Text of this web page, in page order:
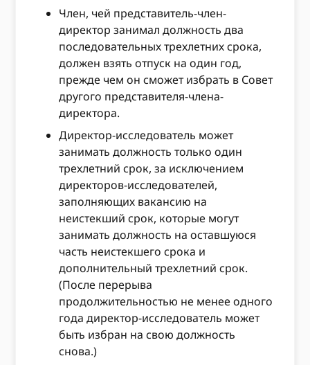
Член, чей представитель-член-
директор занимал должность два
последовательных трехлетних срока,
должен взять отпуск на один год,
прежде чем он сможет избрать в Совет
другого представителя-члена-
директора.
Директор-исследователь может
занимать должность только один
трехлетний срок, за исключением
директоров-исследователей,
заполняющих вакансию на
неистекший срок, которые могут
занимать должность на оставшуюся
часть неистекшего срока и
дополнительный трехлетний срок.
(После перерыва
продолжительностью не менее одного
года директор-исследователь может
быть избран на свою должность
снова.)